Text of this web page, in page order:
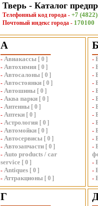
Тверь - Каталог
Телефонный код города - +7
Почтовый индекс города - 170100
А
- Авиакассы [ 0 ]
- Автохимия [ 0 ]
- Автосалоны [ 0 ]
- Автостоянки [ 0 ]
- Автошины [ 0 ]
- Аква парки [ 0 ]
- Антенны [ 0 ]
- Аптеки [ 0 ]
- Астрология [ 0 ]
- Автомойки [ 0 ]
- Автосервисы [ 0 ]
- Автозапчасти [ 0 ]
- Auto products / car
service [ 0 ]
- Antiques [ 0 ]
- Аттракционы [ 0 ]
-
-
-
-
-
-
-
-
-
-
-
-
-
-
-
Г